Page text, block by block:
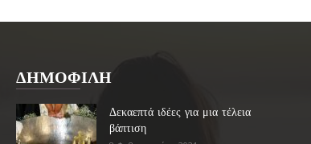
ΔΗΜΟΦΙΛΗ
Δεκαεπτά ιδέες για μια τέλεια
βάπτιση